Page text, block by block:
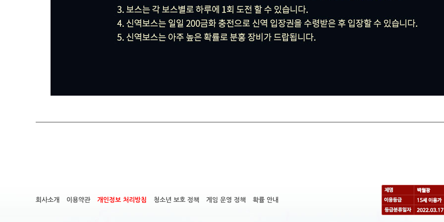
회사소개 이용약관 개인정보 처리방침 청소년 보호 정책 게임 운영 정책 확률 안내